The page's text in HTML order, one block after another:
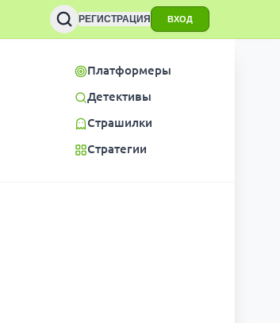
РЕГИСТРАЦИЯ ВХОД
Платформеры
Детективы
Страшилки
Стратегии